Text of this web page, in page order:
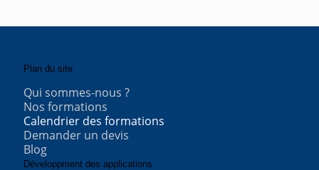
Plan du site
Qui sommes-nous ?
Nos formations
Calendrier des formations
Demander un devis
Blog
Développment des applications